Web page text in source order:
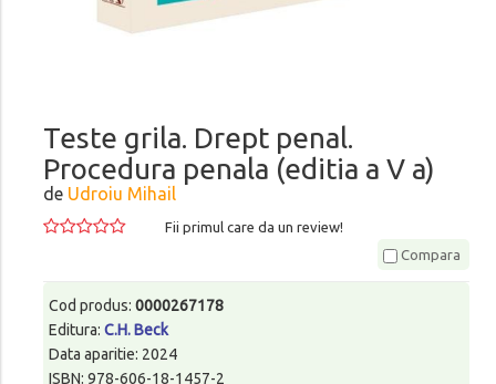
Teste grila. Drept penal.
Procedura penala (editia a V a)
de Udroiu Mihail
Fii primul care da un review!
Compara
Cod produs: 0000267178
Editura: C.H. Beck
Data aparitie: 2024
ISBN: 978-606-18-1457-2